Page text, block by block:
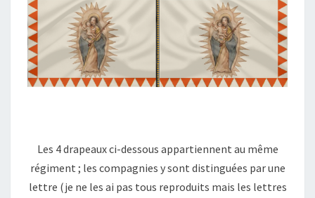
Les 4 drapeaux ci-dessous appartiennent au même
régiment ; les compagnies y sont distinguées par une
lettre (je ne les ai pas tous reproduits mais les lettres